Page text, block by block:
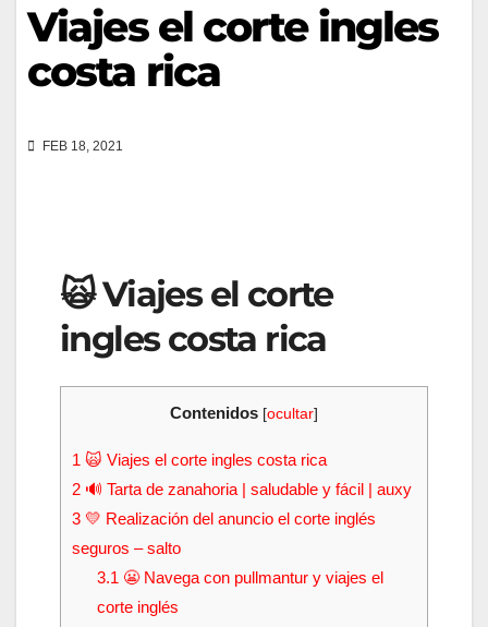
Viajes el corte ingles
costa rica
FEB 18, 2021
🙀 Viajes el corte
ingles costa rica
Contenidos [ocultar]
1 🙀 Viajes el corte ingles costa rica
2 🔊 Tarta de zanahoria | saludable y fácil | auxy
3 💛 Realización del anuncio el corte inglés
seguros – salto
3.1 😬 Navega con pullmantur y viajes el
corte inglés